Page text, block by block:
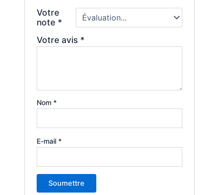
Votre
note *
Votre avis *
Nom *
E-mail *